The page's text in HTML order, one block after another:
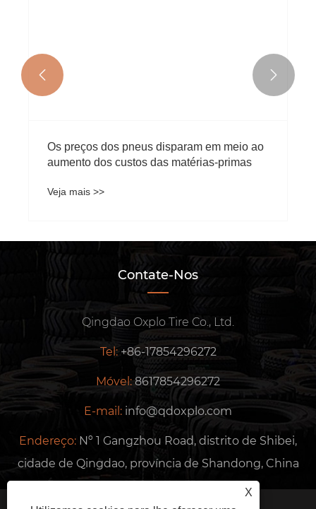
Os preços dos pneus disparam em meio ao
aumento dos custos das matérias-primas
Veja mais >>
 
Contate-Nos
Qingdao Oxplo Tire Co., Ltd.
Tel: +86-17854296272
Móvel:8617854296272
E-mail: info@qdoxplo.com
Endereço: Nº 1 Gangzhou Road, distrito de Shibei,
cidade de Qingdao, província de Shandong, China
X